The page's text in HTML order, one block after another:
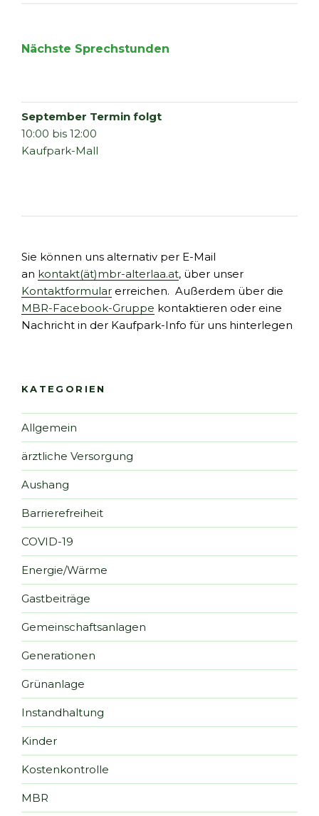
Nächste Sprechstunden
September Termin folgt
10:00 bis 12:00
Kaufpark-Mall
Sie können uns alternativ per E-Mail
an kontakt(ät)mbr-alterlaa.at, über unser
Kontaktformular erreichen. Außerdem über die
MBR-Facebook-Gruppe kontaktieren oder eine
Nachricht in der Kaufpark-Info für uns hinterlegen
KATEGORIEN
Allgemein
ärztliche Versorgung
Aushang
Barrierefreiheit
COVID-19
Energie/Wärme
Gastbeiträge
Gemeinschaftsanlagen
Generationen
Grünanlage
Instandhaltung
Kinder
Kostenkontrolle
MBR